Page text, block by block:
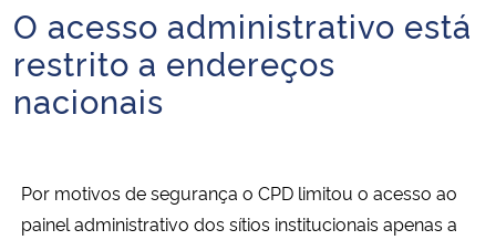
Ministério da Infraestrutura
Ministério da Agricultura, Pecuária e Abastecimento
Ministério da Cidadania
Início do conteúdo
O acesso administrativo está
restrito a endereços
nacionais
Por motivos de segurança o CPD limitou o acesso ao
painel administrativo dos sítios institucionais apenas a